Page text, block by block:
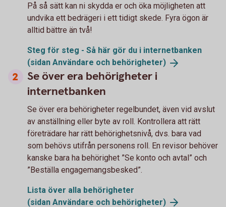
På så sätt kan ni skydda er och öka möjligheten att
undvika ett bedrägeri i ett tidigt skede. Fyra ögon är
alltid bättre än två!
Steg för steg - Så här gör du i internetbanken
(sidan Användare och behörigheter)
Se över era behörigheter i
internetbanken
Se över era behörigheter regelbundet, även vid avslut
av anställning eller byte av roll. Kontrollera att rätt
företrädare har rätt behörighetsnivå, dvs. bara vad
som behövs utifrån personens roll. En revisor behöver
kanske bara ha behörighet ”Se konto och avtal” och
”Beställa engagemangsbesked”.
Lista över alla behörigheter
(sidan Användare och behörigheter)